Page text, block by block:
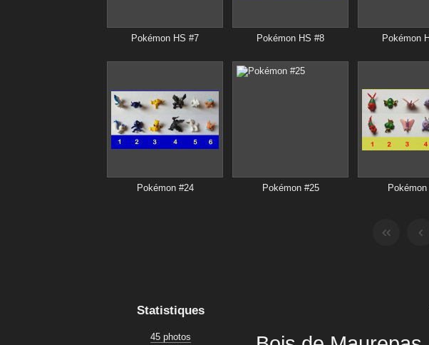
Pokémon HS #7 Pokémon HS #8 Pokémon
Pokémon #24 Pokémon #25 Pokémon
Statistiques
45 photos